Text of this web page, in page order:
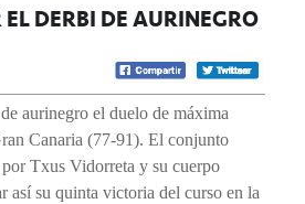
DERBI DE AURINEGRO
aurinegro el duelo de máxima
Canaria (77-91). El conjunto
Txus Vidorreta y su cuerpo
así su quinta victoria del curso en la